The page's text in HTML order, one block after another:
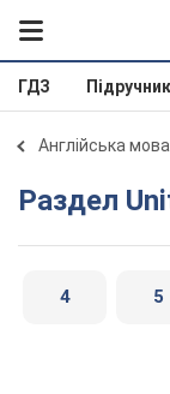
ГДЗ
Англійська
Раздел
4 5